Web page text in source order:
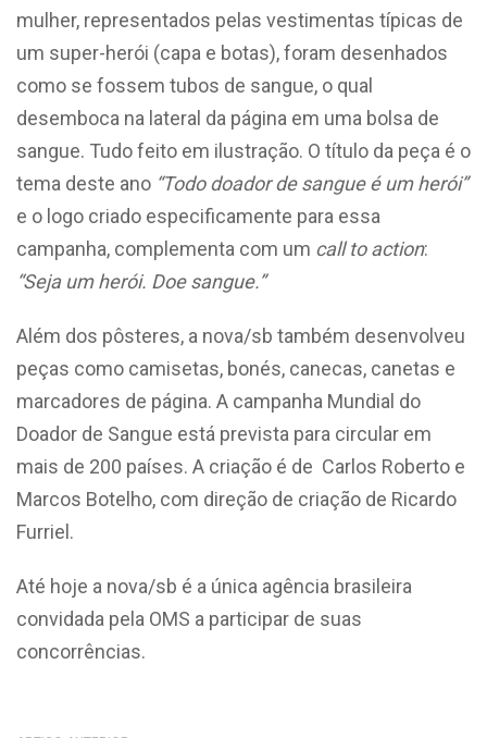
mulher, representados pelas vestimentas típicas de
um super-herói (capa e botas), foram desenhados
como se fossem tubos de sangue, o qual
desemboca na lateral da página em uma bolsa de
sangue. Tudo feito em ilustração. O título da peça é o
tema deste ano “Todo doador de sangue é um herói”
e o logo criado especificamente para essa
campanha, complementa com um call to action:
“Seja um herói. Doe sangue.”
Além dos pôsteres, a nova/sb também desenvolveu
peças como camisetas, bonés, canecas, canetas e
marcadores de página. A campanha Mundial do
Doador de Sangue está prevista para circular em
mais de 200 países. A criação é de Carlos Roberto e
Marcos Botelho, com direção de criação de Ricardo
Furriel.
Até hoje a nova/sb é a única agência brasileira
convidada pela OMS a participar de suas
concorrências.